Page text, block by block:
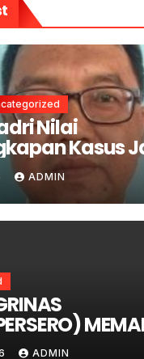
Nilai
Kasus
dengan
ADMIN
LAHAN YANG
ADMIN